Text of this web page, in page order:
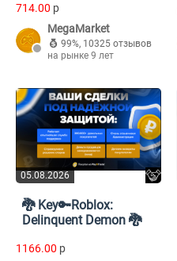
714.00 p
MegaMarket
99%, 10325 отзывов
на рынке 9 лет
05.08.2026
🐉 Key🔑Roblox:
Delinquent Demon 🐉
1166.00 p